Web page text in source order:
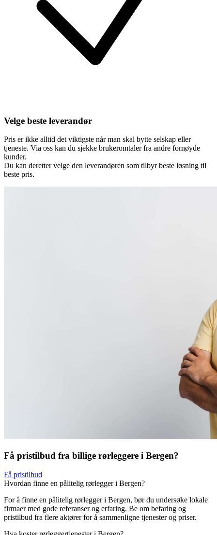
Velge beste leverandør
Pris er ikke alltid det viktigste når man skal bytte selskap eller
tjeneste. Via oss kan du sjekke brukeromtaler fra andre fornøyde
kunder.
Du kan deretter velge den leverandøren som tilbyr beste løsning til
beste pris.
Få pristilbud fra billige rørleggere i Bergen?
Få pristilbud
Hvordan finne en pålitelig rørlegger i Bergen?
For å finne en pålitelig rørlegger i Bergen, bør du undersøke lokale
firmaer med gode referanser og erfaring. Be om befaring og
pristilbud fra flere aktører for å sammenligne tjenester og priser.